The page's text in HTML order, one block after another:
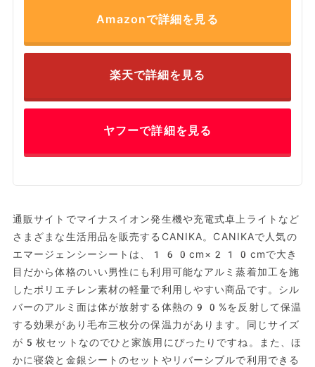
Amazonで詳細を見る
楽天で詳細を見る
ヤフーで詳細を見る
通販サイトでマイナスイオン発生機や充電式卓上ライトなど
さまざまな生活用品を販売するCANIKA。CANIKAで人気の
エマージェンシーシートは、160cm×210cmで大き
目だから体格のいい男性にも利用可能なアルミ蒸着加工を施
したポリエチレン素材の軽量で利用しやすい商品です。シル
バーのアルミ面は体が放射する体熱の90%を反射して保温
する効果があり毛布三枚分の保温力があります。同じサイズ
が5枚セットなのでひと家族用にぴったりですね。また、ほ
かに寝袋と金銀シートのセットやリバーシブルで利用できる